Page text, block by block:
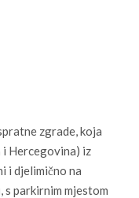
zgrade, koja
i Hercegovina) iz
i djelimično na
s parkirnim mjestom